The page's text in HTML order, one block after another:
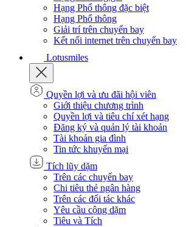
Hạng Phổ thông đặc biệt
Hạng Phổ thông
Giải trí trên chuyến bay
Kết nối internet trên chuyến bay
Lotusmiles
Quyền lợi và ưu đãi hội viên
Giới thiệu chương trình
Quyền lợi và tiêu chí xét hạng
Đăng ký và quản lý tài khoản
Tài khoản gia đình
Tin tức khuyến mại
Tích lũy dặm
Trên các chuyến bay
Chi tiêu thẻ ngân hàng
Trên các đối tác khác
Yêu cầu cộng dặm
Tiêu và Tích